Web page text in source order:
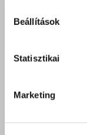
Beállítások
Statisztikai
Marketing